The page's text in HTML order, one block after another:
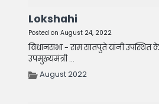
Lokshahi
Posted on August 24, 2022
विधानसभा - राम सातपुते यांनी उपस्थित
उपमुख्यमंत्री ...
August 2022